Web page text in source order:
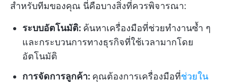
สำหรับทีมของคุณ นี่คือบางสิ่งที่ควรพิจารณา:
ระบบอัตโนมัติ: ค้นหาเครื่องมือที่ช่วยทำงานซ้ำ ๆ
และกระบวนการทางธุรกิจที่ใช้เวลามากโดย
อัตโนมัติ
การจัดการลูกค้า: คุณต้องการเครื่องมือที่ช่วยใน